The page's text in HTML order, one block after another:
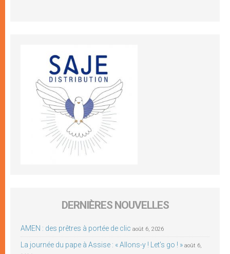
DERNIÈRES NOUVELLES
AMEN : des prêtres à portée de clic août 6, 2026
La journée du pape à Assise : « Allons-y ! Let’s go ! » août 6,